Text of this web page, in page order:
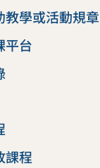
教學或活動規章
平台
課程